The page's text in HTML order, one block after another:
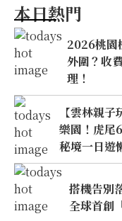
本日熱門
2026桃園
外圍？收
理！
【雲林親
樂園！虎尾
秘境一日遊
搭機告別
全球首創